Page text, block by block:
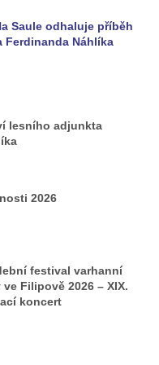
Saule odhaluje příběh
Ferdinanda Náhlíka
lesního adjunkta
2026
festival varhanní
Filipově 2026 – XIX.
koncert